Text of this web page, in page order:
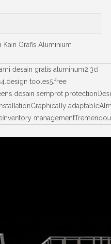
Grafis Aluminium
desain gratis aluminum2.3d
tooles5.free
desain semprot